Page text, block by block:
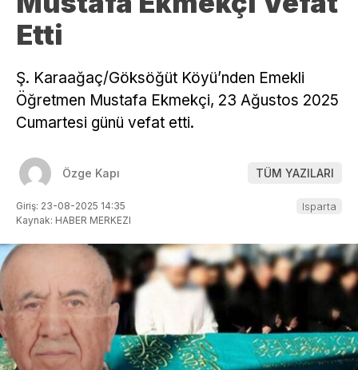
Etti
Ş. Karaağaç/Göksöğüt Köyü’nden Emekli
Öğretmen Mustafa Ekmekçi, 23 Ağustos 2025
Cumartesi günü vefat etti.
Özge Kapı TÜM YAZILARI
Giriş: 23-08-2025 14:35
Kaynak: HABER MERKEZI
Isparta